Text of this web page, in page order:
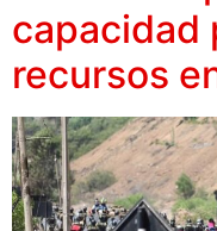
capacidad
recursos